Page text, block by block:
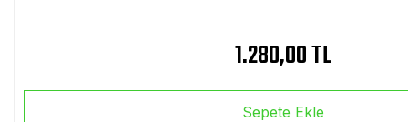
1.280,00 TL
Sepete Ekle